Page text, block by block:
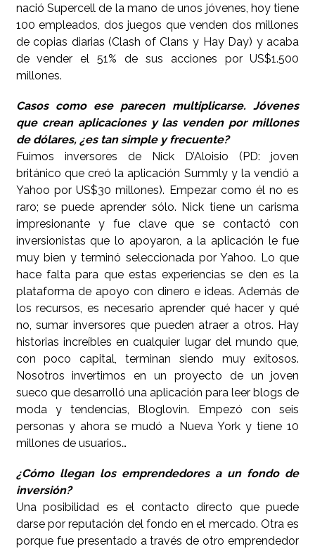
nació Supercell de la mano de unos jóvenes, hoy tiene
100 empleados, dos juegos que venden dos millones
de copias diarias (Clash of Clans y Hay Day) y acaba
de vender el 51% de sus acciones por US$1.500
millones.
Casos como ese parecen multiplicarse. Jóvenes
que crean aplicaciones y las venden por millones
de dólares, ¿es tan simple y frecuente?
Fuimos inversores de Nick D’Aloisio (PD: joven
británico que creó la aplicación Summly y la vendió a
Yahoo por US$30 millones). Empezar como él no es
raro; se puede aprender sólo. Nick tiene un carisma
impresionante y fue clave que se contactó con
inversionistas que lo apoyaron, a la aplicación le fue
muy bien y terminó seleccionada por Yahoo. Lo que
hace falta para que estas experiencias se den es la
plataforma de apoyo con dinero e ideas. Además de
los recursos, es necesario aprender qué hacer y qué
no, sumar inversores que pueden atraer a otros. Hay
historias increíbles en cualquier lugar del mundo que,
con poco capital, terminan siendo muy exitosos.
Nosotros invertimos en un proyecto de un joven
sueco que desarrolló una aplicación para leer blogs de
moda y tendencias, Bloglovin. Empezó con seis
personas y ahora se mudó a Nueva York y tiene 10
millones de usuarios…
¿Cómo llegan los emprendedores a un fondo de
inversión?
Una posibilidad es el contacto directo que puede
darse por reputación del fondo en el mercado. Otra es
porque fue presentado a través de otro emprendedor